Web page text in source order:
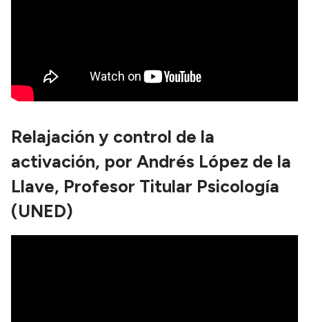
Relajación y control de la
activación, por Andrés López de la
Llave, Profesor Titular Psicología
(UNED)